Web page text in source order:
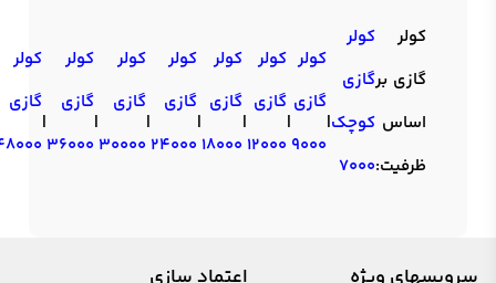
کولر
گازی بر
اساس
ظرفیت:
کولر
گازی
کوچک
7000
|
کولر
گازی
9000
|
کولر
گازی
12000
|
کولر
گازی
18000
|
کولر
گازی
24000
|
کولر
گازی
30000
|
کولر
گازی
36000
|
کولر
گازی